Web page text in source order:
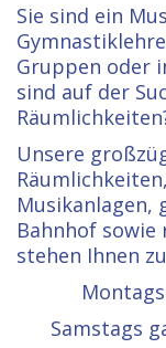
Sie sind ein
Gruppen oder
sind auf der
Unsere
Musikanlagen,
Bahnhof
stehen Ihnen
Samstags